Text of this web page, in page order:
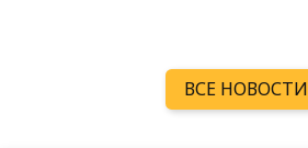
ВСЕ НОВОСТИ